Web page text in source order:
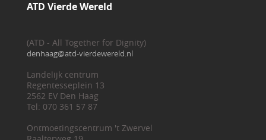
ATD Vierde Wereld
(ATD - All Together for Dignity)
denhaag@atd-vierdewereld.nl
Landelijk centrum
Regentesseplein 13
2562 EV Den Haag
Tel: 070 361 57 87
Ontmoetingscentrum 't Zwervel